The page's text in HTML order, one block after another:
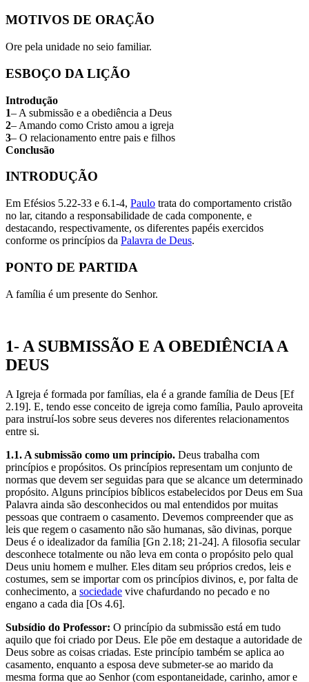
MOTIVOS DE ORAÇÃO
Ore pela unidade no seio familiar.
ESBOÇO DA LIÇÃO
Introdução
1– A submissão e a obediência a Deus
2– Amando como Cristo amou a igreja
3– O relacionamento entre pais e filhos
Conclusão
INTRODUÇÃO
Em Efésios 5.22-33 e 6.1-4, Paulo trata do comportamento cristão
no lar, citando a responsabilidade de cada componente, e
destacando, respectivamente, os diferentes papéis exercidos
conforme os princípios da Palavra de Deus.
PONTO DE PARTIDA
A família é um presente do Senhor.
1- A SUBMISSÃO E A OBEDIÊNCIA A
DEUS
A Igreja é formada por famílias, ela é a grande família de Deus [Ef
2.19]. E, tendo esse conceito de igreja como família, Paulo aproveita
para instruí-los sobre seus deveres nos diferentes relacionamentos
entre si.
1.1. A submissão como um princípio. Deus trabalha com
princípios e propósitos. Os princípios representam um conjunto de
normas que devem ser seguidas para que se alcance um determinado
propósito. Alguns princípios bíblicos estabelecidos por Deus em Sua
Palavra ainda são desconhecidos ou mal entendidos por muitas
pessoas que contraem o casamento. Devemos compreender que as
leis que regem o casamento não são humanas, são divinas, porque
Deus é o idealizador da família [Gn 2.18; 21-24]. A filosofia secular
desconhece totalmente ou não leva em conta o propósito pelo qual
Deus uniu homem e mulher. Eles ditam seu próprios credos, leis e
costumes, sem se importar com os princípios divinos, e, por falta de
conhecimento, a sociedade vive chafurdando no pecado e no
engano a cada dia [Os 4.6].
Subsídio do Professor: O princípio da submissão está em tudo
aquilo que foi criado por Deus. Ele põe em destaque a autoridade de
Deus sobre as coisas criadas. Este princípio também se aplica ao
casamento, enquanto a esposa deve submeter-se ao marido da
mesma forma que ao Senhor (com espontaneidade, carinho, amor e